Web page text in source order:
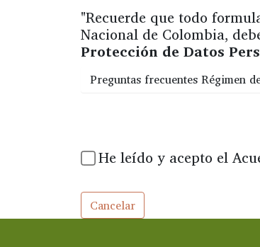
"Recuerde que todo
Nacional de Colombia,
Protección de Datos
Preguntas frecuentes Régimen
He leído y acepto el
Cancelar